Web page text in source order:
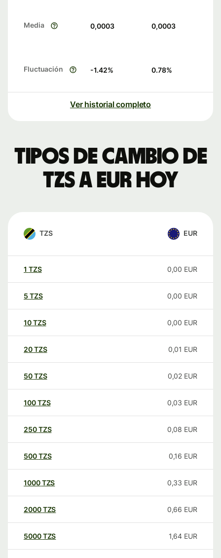
Media 0,0003 0,0003
Fluctuación -1.42% 0.78%
Ver historial completo
Tipos de cambio de
TZS a EUR hoy
TZS EUR
1 TZS 0,00 EUR
5 TZS 0,00 EUR
10TZS 0,00 EUR
20TZS 0,01 EUR
50TZS 0,02 EUR
100TZS 0,03 EUR
250TZS 0,08 EUR
500TZS 0,16 EUR
1000TZS 0,33 EUR
2000TZS 0,66 EUR
5000TZS 1,64 EUR